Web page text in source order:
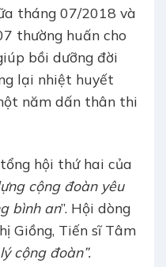
tháng 07/2018 và
thường huấn cho
bồi dưỡng đời
lại nhiệt huyết
năm dấn thân thi
hội thứ hai của
cộng đoàn yêu
bình an”. Hội dòng
Giồng, Tiến sĩ Tâm
cộng đoàn”.